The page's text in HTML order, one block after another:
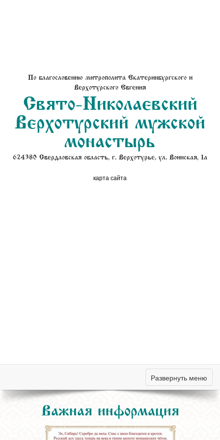
По благословению митрополита Екатеринбургского и
Верхотурского Евгения
Свято-Николаевский
Верхотурский мужской
монастырь
624380 Свердловская область, г. Верхотурье, ул. Воинская, 1а
карта сайта
Развернуть меню
Важная информация